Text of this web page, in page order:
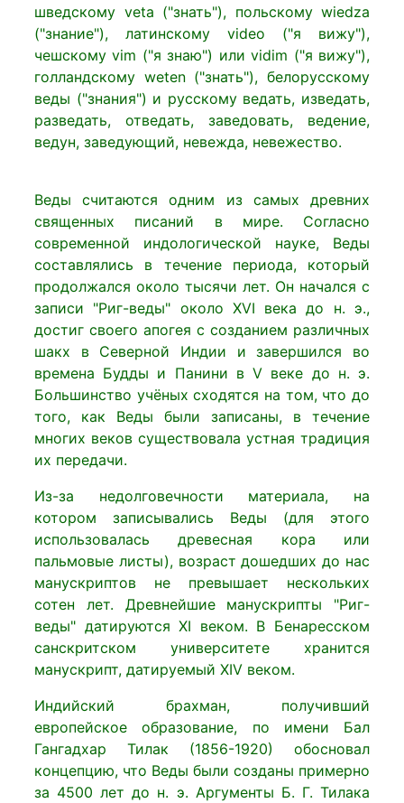
шведскому veta ("знать"), польскому wiedza
("знание"), латинскому video ("я вижу"),
чешскому vim ("я знаю") или vidim ("я вижу"),
голландскому weten ("знать"), белорусскому
веды ("знания") и русскому ведать, изведать,
разведать, отведать, заведовать, ведение,
ведун, заведующий, невежда, невежество.
Веды считаются одним из самых древних
священных писаний в мире. Согласно
современной индологической науке, Веды
составлялись в течение периода, который
продолжался около тысячи лет. Он начался с
записи "Риг-веды" около XVI века до н. э.,
достиг своего апогея с созданием различных
шакх в Северной Индии и завершился во
времена Будды и Панини в V веке до н. э.
Большинство учёных сходятся на том, что до
того, как Веды были записаны, в течение
многих веков существовала устная традиция
их передачи.
Из-за недолговечности материала, на
котором записывались Веды (для этого
использовалась древесная кора или
пальмовые листы), возраст дошедших до нас
манускриптов не превышает нескольких
сотен лет. Древнейшие манускрипты "Риг-
веды" датируются XI веком. В Бенаресском
санскритском университете хранится
манускрипт, датируемый XIV веком.
Индийский брахман, получивший
европейское образование, по имени Бал
Гангадхар Тилак (1856-1920) обосновал
концепцию, что Веды были созданы примерно
за 4500 лет до н. э. Аргументы Б. Г. Тилака